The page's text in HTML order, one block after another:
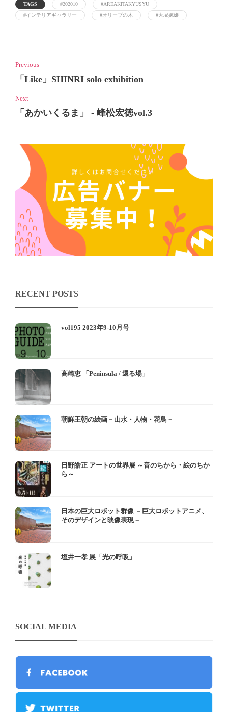
TAGS #202010
#AREAKITAKYUSYU
#インテリアギャラリー
#オリーブの木 #大塚婉嬢
Previous
「Like」SHINRI solo exhibition
Next
「あかいくるま」 - 峰松宏徳vol.3
RECENT POSTS
vol195 2023年9-10月号
高崎恵 「Peninsula / 還る場」
朝鮮王朝の絵画－山水・人物・花鳥－
日野皓正 アートの世界展 ～音のちから・絵のちか
ら～
日本の巨大ロボット群像 －巨大ロボットアニメ、
そのデザインと映像表現－
塩井一孝 展「光の呼吸」
SOCIAL MEDIA